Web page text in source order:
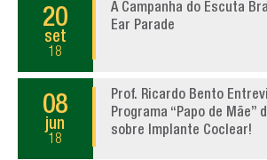
20
set
18
A Campanha do Escuta
Ear Parade
08
jun
18
Prof. Ricardo Bento
Programa “Papo de Mãe”
sobre Implante Coclear!